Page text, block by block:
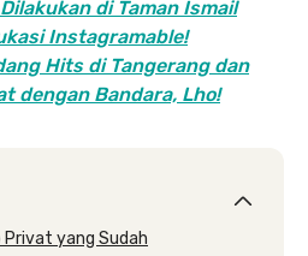
di Taman Ismail
Instagramable!
Hits di Tangerang dan
dengan Bandara, Lho!
Privat yang Sudah